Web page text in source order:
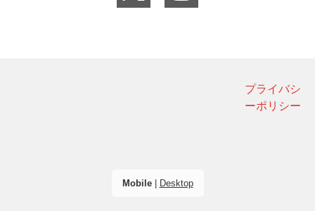
プライバシ
ーポリシー
Mobile| Desktop